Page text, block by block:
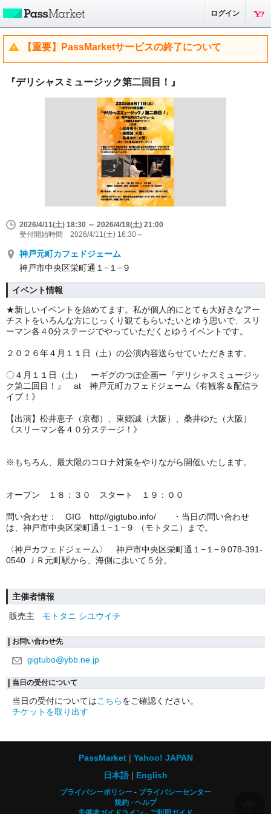
ログイン
【重要】PassMarketサービスの終了について
『デリシャスミュージック第二回目！』
2026/4/11(土) 18:30 ～ 2026/4/18(土) 21:00
受付開始時間 2026/4/11(土) 16:30～
神戸元町カフェドジェーム
神戸市中央区栄町通１−１−９
イベント情報
★新しいイベントを始めてます。私が個人的にとても大好きなアー
チストをいろんな方にじっくり観てもらいたいとゆう思いで、スリ
ーマン各４0分ステージでやっていただくとゆうイベントです。
２０２６年４月１１日（土）の公演内容送らせていただきます。
〇４月１１日（土） ーギグのつぼ企画ー『デリシャスミュージッ
ク第二回目！』 at 神戸元町カフェドジェーム《有観客＆配信ラ
イブ！》
【出演】松井恵子（京都）、東郷誠（大阪）、桑井ゆた（大阪）
《スリーマン各４０分ステージ！》
※もちろん、最大限のコロナ対策をやりながら開催いたします。
オープン １８：３０ スタート １９：００
問い合わせ： GIG http//gigtubo.info/ ・当日の問い合わせ
は、 神戸市中央区栄町通１ −１ −９ （モトタニ）まで。
〈神戸カフェドジェーム〉 神戸市中央区栄町通１ −１ −９078-391-
0540
ＪＲ元町駅から、海側に歩いて５分。
主催者情報
販売主
モトタニ シユウイチ
お問い合わせ先
gigtubo@ybb.ne.jp
当日の受付について
当日の受付についてはこちらをご確認ください。
チケットを取り出す
PassMarket
Yahoo! JAPAN
日本語
English
プライバシーポリシー
プライバシーセンター
規約
ヘルプ